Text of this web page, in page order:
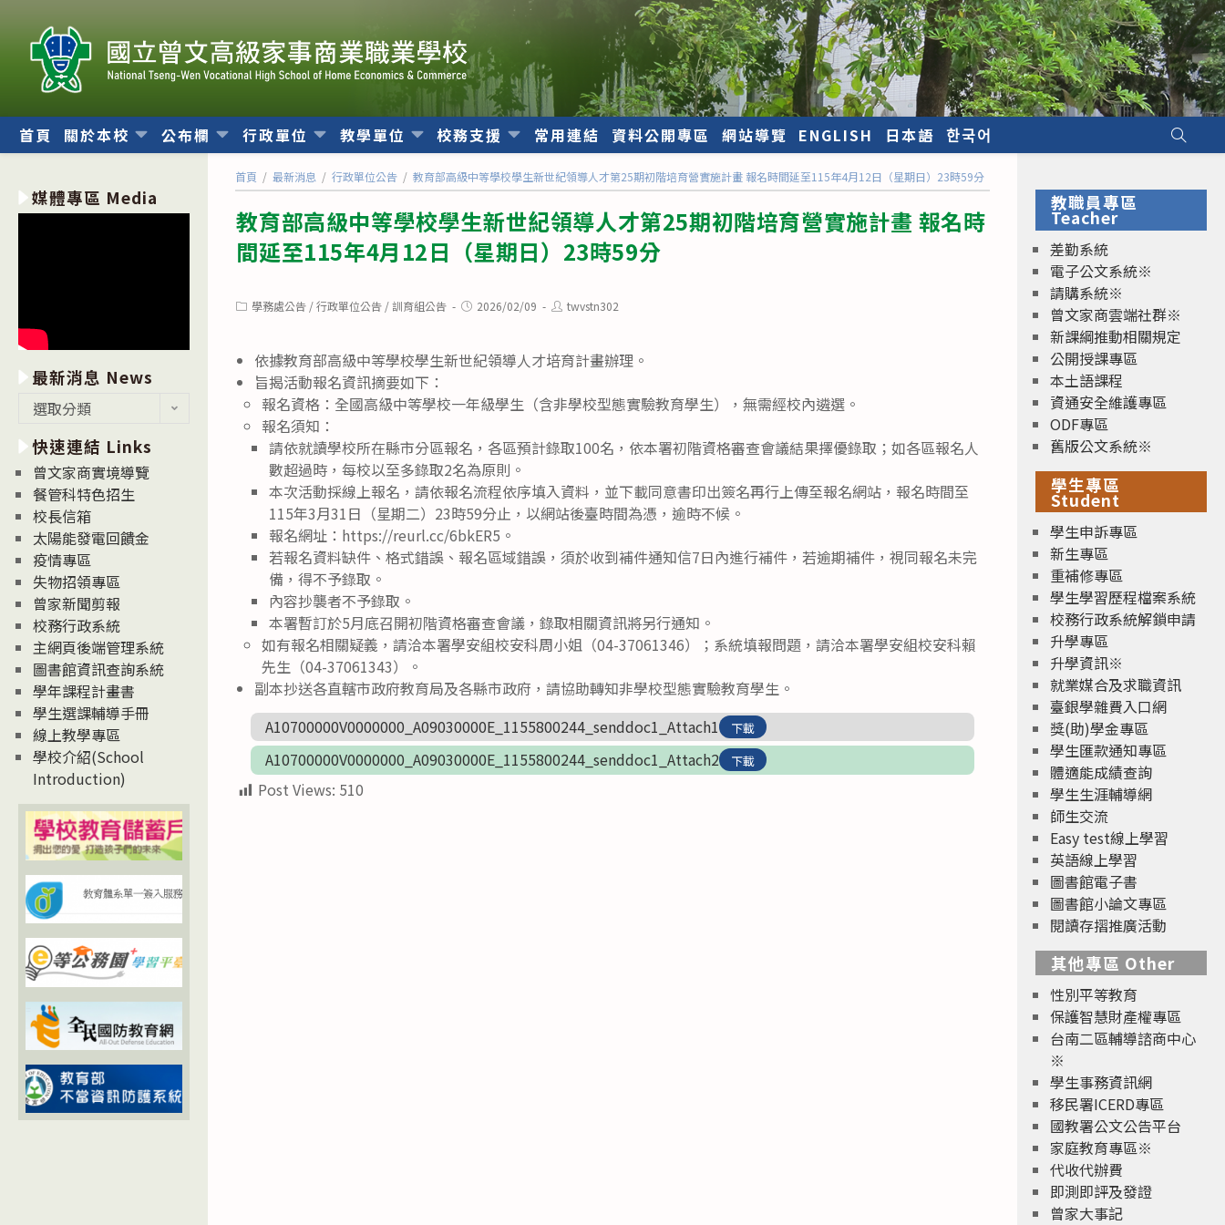
內
首頁 關於本校 公布欄 行政單位 教學單位 校務支援 常用連結 資料公開專區 網站導覽 ENGLISH 日本語 한국어
首頁 / 最新消息 / 行政單位公告 / 教育部高級中等學校學生新世紀領導人才第25期初階培育營實施計畫 報名時間延至115年4月12日（星期日）23時59分
教育部高級中等學校學生新世紀領導人才第25期初階培育營實施計畫 報名時
間延至115年4月12日（星期日）23時59分
Post學務處公告 / 行政單位公告 / 訓育組公告
Post2026/02/09
Posttwvstn302
依據教育部高級中等學校學生新世紀領導人才培育計畫辦理。
旨揭活動報名資訊摘要如下：
報名資格：全國高級中等學校一年級學生（含非學校型態實驗教育學生），無需經校內遴選。
報名須知：
請依就讀學校所在縣市分區報名，各區預計錄取100名，依本署初階資格審查會議結果擇優錄取；如各區報名人
數超過時，每校以至多錄取2名為原則。
本次活動採線上報名，請依報名流程依序填入資料，並下載同意書印出簽名再行上傳至報名網站，報名時間至
115年3月31日（星期二）23時59分止，以網站後臺時間為憑，逾時不候。
報名網址：https://reurl.cc/6bkER5。
若報名資料缺件、格式錯誤、報名區域錯誤，須於收到補件通知信7日內進行補件，若逾期補件，視同報名未完
備，得不予錄取。
內容抄襲者不予錄取。
本署暫訂於5月底召開初階資格審查會議，錄取相關資訊將另行通知。
如有報名相關疑義，請洽本署學安組校安科周小姐（04-37061346）；系統填報問題，請洽本署學安組校安科賴
先生（04-37061343）。
副本抄送各直轄市政府教育局及各縣市政府，請協助轉知非學校型態實驗教育學生。
A10700000V0000000_A09030000E_1155800244_senddoc1_Attach1
下載
A10700000V0000000_A09030000E_1155800244_senddoc1_Attach2 下載
Post Views: 510
媒體專區 Media
最新消息 News
消
息
News
選取分類
快速連結 Links
曾文家商實境導覽
餐管科特色招生
校長信箱
太陽能發電回饋金
疫情專區
失物招領專區
曾家新聞剪報
校務行政系統
主網頁後端管理系統
圖書館資訊查詢系統
學年課程計畫書
學生選課輔導手冊
線上教學專區
學校介紹(School
Introduction)
教職員專區
Teacher
差勤系統
電子公文系統※
請購系統※
曾文家商雲端社群※
新課綱推動相關規定
公開授課專區
本土語課程
資通安全維護專區
ODF專區
舊版公文系統※
學生專區
Student
學生申訴專區
新生專區
重補修專區
學生學習歷程檔案系統
校務行政系統解鎖申請
升學專區
升學資訊※
就業媒合及求職資訊
臺銀學雜費入口網
獎(助)學金專區
學生匯款通知專區
體適能成績查詢
學生生涯輔導網
師生交流
Easy test線上學習
英語線上學習
圖書館電子書
圖書館小論文專區
閱讀存摺推廣活動
其他專區 Other
性別平等教育
保護智慧財產權專區
台南二區輔導諮商中心
※
學生事務資訊網
移民署ICERD專區
國教署公文公告平台
家庭教育專區※
代收代辦費
即測即評及發證
曾家大事記